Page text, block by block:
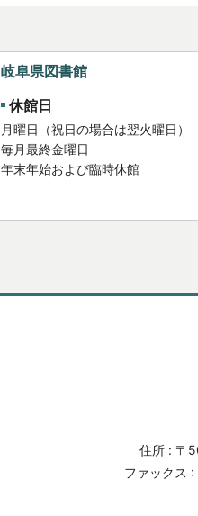
岐阜県図書館
休館日
月曜日（祝日の場合は翌火曜日）
毎月最終金曜日
年末年始および臨時休館
住所 : 〒
ファックス